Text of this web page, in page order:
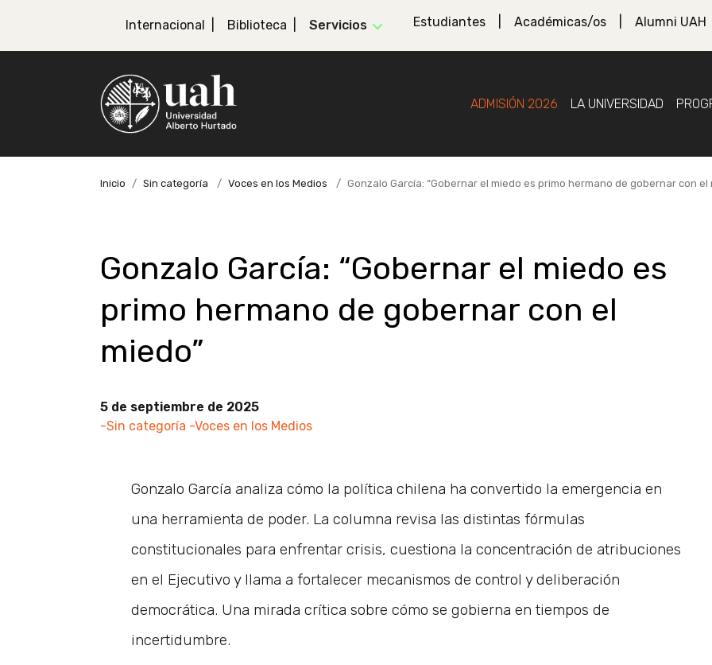
Internacional Biblioteca Servicios Estudiantes Académicas/os Alumni UAH
ADMISIÓN 2026 LA UNIVERSIDAD
Inicio Sin categoría Voces en los Medios Gonzalo García: “Gobernar el miedo es primo hermano de gobernar con el
Gonzalo García: “Gobernar el miedo es
primo hermano de gobernar con el
miedo”
5 de septiembre de 2025
-Sin categoría -Voces en los Medios
Gonzalo García analiza cómo la política chilena ha convertido la emergencia en
una herramienta de poder. La columna revisa las distintas fórmulas
constitucionales para enfrentar crisis, cuestiona la concentración de atribuciones
en el Ejecutivo y llama a fortalecer mecanismos de control y deliberación
democrática. Una mirada crítica sobre cómo se gobierna en tiempos de
incertidumbre.